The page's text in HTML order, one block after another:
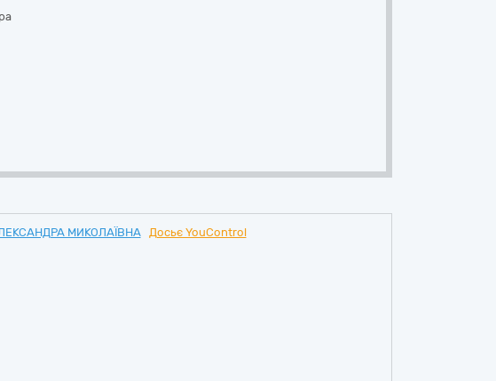
МИКОЛАЇВНА
Досьє YouControl